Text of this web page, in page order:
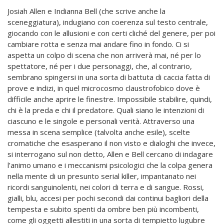
Josiah Allen e Indianna Bell (che scrive anche la
sceneggiatura), indugiano con coerenza sul testo centrale,
giocando con le allusioni e con certi cliché del genere, per poi
cambiare rotta e senza mai andare fino in fondo. Ci si
aspetta un colpo di scena che non arriverà mai, né per lo
spettatore, né per i due personaggi, che, al contrario,
sembrano spingersi in una sorta di battuta di caccia fatta di
prove e indizi, in quel microcosmo claustrofobico dove è
difficile anche aprire le finestre. Impossibile stabilire, quindi,
chi è la preda e chi il predatore. Quali siano le intenzioni di
ciascuno e le singole e personali verità. Attraverso una
messa in scena semplice (talvolta anche esile), scelte
cromatiche che esasperano il non visto e dialoghi che invece,
si interrogano sul non detto, Allen e Bell cercano di indagare
l’animo umano e i meccanismi psicologici che la colpa genera
nella mente di un presunto serial killer, impantanato nei
ricordi sanguinolenti, nei colori di terra e di sangue. Rossi,
gialli, blu, accesi per pochi secondi dai continui bagliori della
tempesta e subito spenti da ombre ben più incombenti,
come gli oggetti allestiti in una sorta di tempietto lugubre